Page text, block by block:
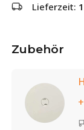
Lieferzeit:
Zubehör